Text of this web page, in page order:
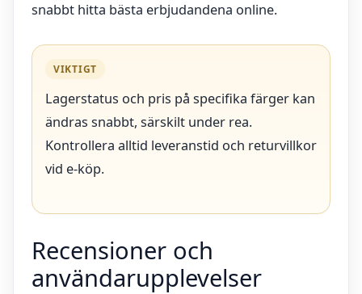
snabbt hitta bästa erbjudandena online.
VIKTIGT
Lagerstatus och pris på specifika färger kan
ändras snabbt, särskilt under rea.
Kontrollera alltid leveranstid och returvillkor
vid e-köp.
Recensioner och
användarupplevelser